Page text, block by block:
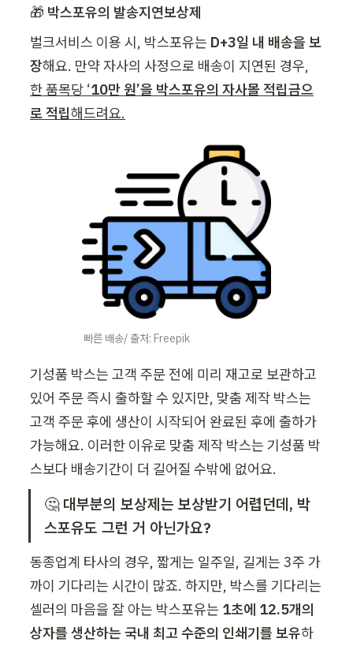
🎁 박스포유의 발송지연보상제
벌크서비스 이용 시, 박스포유는 D+3일 내 배송을 보
장
한 품목당 ‘10만 원’을 박스포유의 자사몰 적립금으
로 적립해드려요.
빠른 배송/ 출처: Freepik
기성품 박스는 고객 주문 전에 미리 재고로 보관하고
있어 주문 즉시 출하할 수 있지만, 맞춤 제작 박스는
고객 주문 후에 생산이 시작되어 완료된 후에 출하가
가능해요. 이러한 이유로 맞춤 제작 박스는 기성품 박
스보다 배송기간이 더 길어질 수밖에 없어요.
🤔 대부분의 보상제는 보상받기 어렵던데, 박
스포유도 그런 거 아닌가요?
동종업계 타사의 경우, 짧게는 일주일, 길게는 3주 가
까이 기다리는 시간이 많죠. 하지만, 박스를 기다리는
셀러의 마음을 잘 아는 박스포유는 1초에 12.5개의
상자를 생산하는 국내 최고 수준의 인쇄기를 보유하